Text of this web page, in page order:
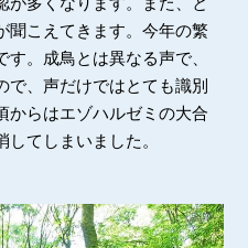
聞こえてきます。今年の繁
。成鳥とは異なる声で、
で、声だけではとても識別
からはエゾハルゼミの大合
てしまいました。